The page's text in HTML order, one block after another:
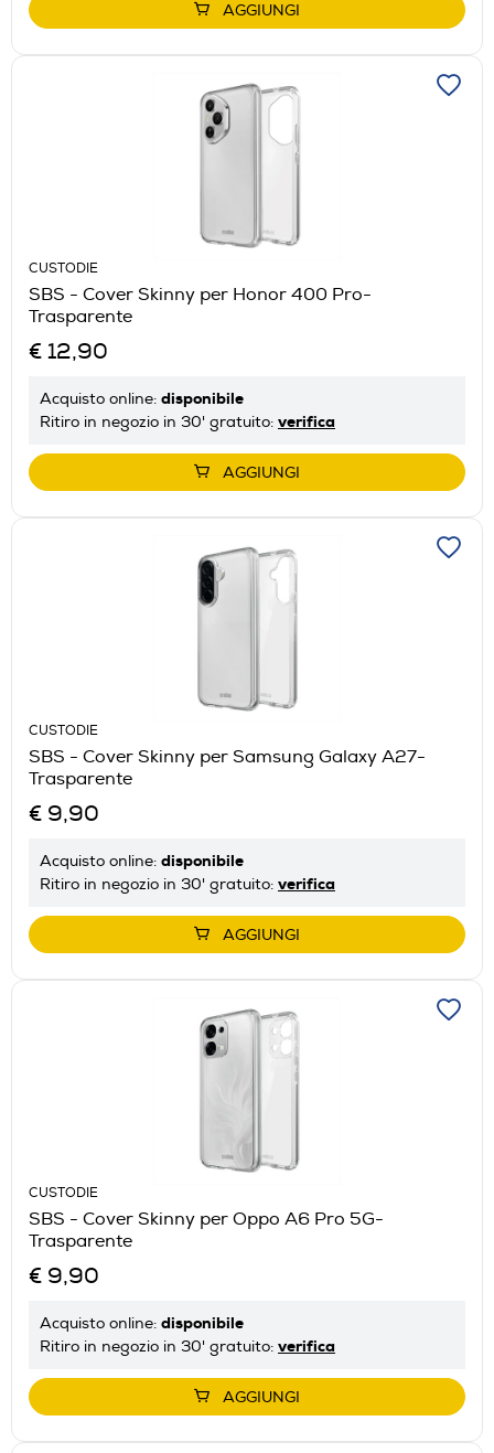
AGGIUNGI
CUSTODIE
SBS - Cover Skinny per Honor 400 Pro-
Trasparente
€ 12,90
Acquisto online: disponibile
Ritiro in negozio in 30' gratuito: verifica
AGGIUNGI
CUSTODIE
SBS - Cover Skinny per Samsung Galaxy A27-
Trasparente
€ 9,90
Acquisto online: disponibile
Ritiro in negozio in 30' gratuito: verifica
AGGIUNGI
CUSTODIE
SBS - Cover Skinny per Oppo A6 Pro 5G-
Trasparente
€ 9,90
Acquisto online: disponibile
Ritiro in negozio in 30' gratuito: verifica
AGGIUNGI